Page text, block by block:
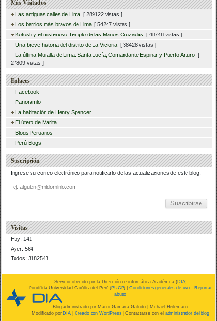
Más Visitados
Las antiguas calles de Lima [ 289122 vistas ]
Los barrios más bravos de Lima [ 54247 vistas ]
Kotosh y el misterioso Templo de las Manos Cruzadas [ 48748 vistas ]
Una breve historia del distrito de La Victoria [ 38428 vistas ]
La última Muralla de Lima: Santa Lucía, Comandante Espinar y Puerto Arturo [
27809 vistas ]
Enlaces
Facebook
Panoramio
La habitación de Henry Spencer
El útero de Marita
Blogs Peruanos
Perú Blogs
Suscripción
Ingrese su correo electrónico para notificarlo de las actualizaciones de este blog:
Dirección
de
correo
Visitas
Hoy: 141
Ayer: 564
Todos: 3182543
Servicio ofrecido por la Dirección de informática Académica (DIA)
Pontificia Universidad Católica del Perú (PUCP) |Condiciones generales de uso - Reportar
abuso
Blog administrado por Marco Gamarra Galindo | Michael Heilemann
Modificado por DIA| Creado con WordPress| Contactarse con el administrador del blog